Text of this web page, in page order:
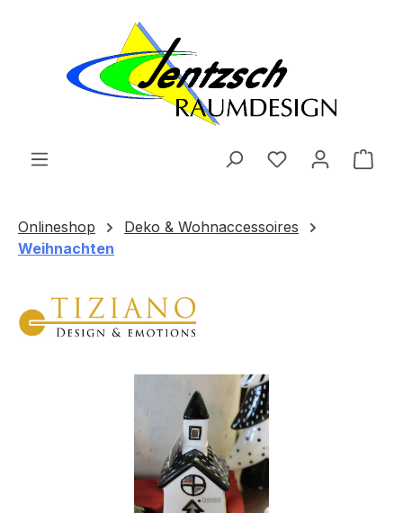
Zum Hauptinhalt springen
Onlineshop
Deko & Wohnaccessoires
Weihnachten